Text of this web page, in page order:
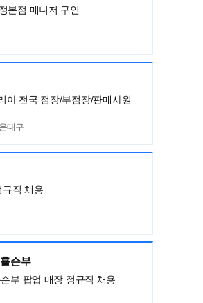
본점 매니저 구인
아 전국 점장/부점장/판매사원
대구
규직 채용
슨부
부 팝업 매장 정규직 채용